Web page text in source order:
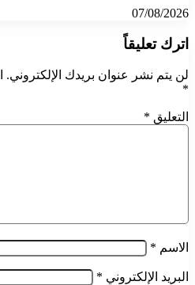
07/08/2026
اترك تعليقاً
لن يتم نشر عنوان بريدك الإلكتروني.
*
التعليق *
الاسم *
البريد الإلكتروني *